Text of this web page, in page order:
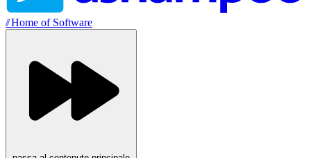
//Home of Software